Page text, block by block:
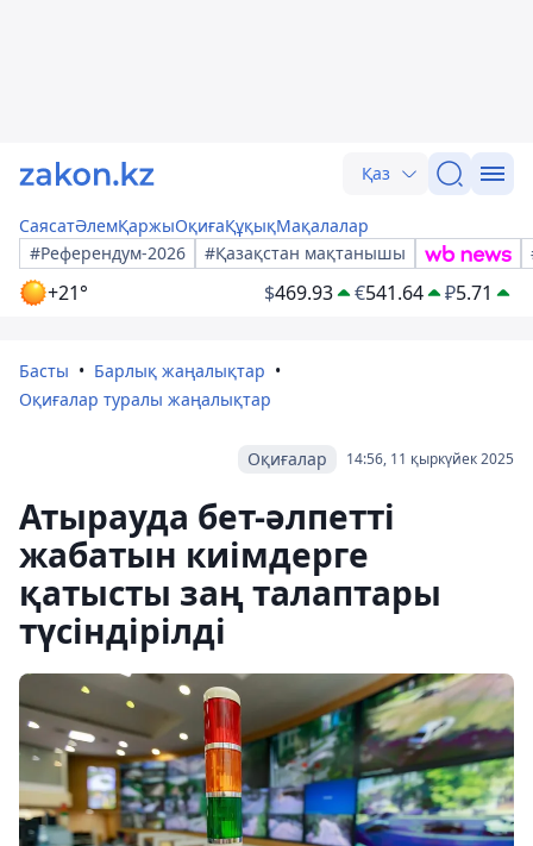
Қаз
СаясатӘлемҚаржыОқиғаҚұқықМақалалар
#Референдум-2026
#Қазақстан мақтанышы
+21° $469.93 €541.64 ₽5.71
Басты
Барлық жаңалықтар
Оқиғалар туралы жаңалықтар
14:56, 11 қыркүйек 2025
Оқиғалар
Атырауда бет-әлпетті
жабатын киімдерге
қатысты заң талаптары
түсіндірілді